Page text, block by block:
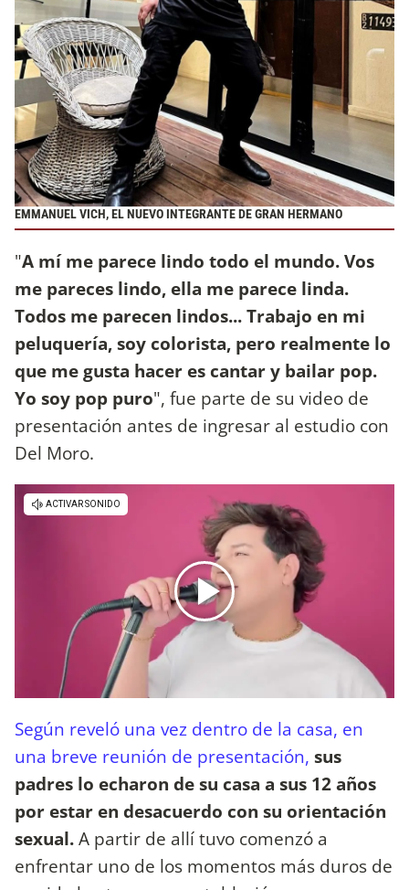
EMMANUEL VICH, EL NUEVO INTEGRANTE DE GRAN HERMANO
"A mí me parece lindo todo el mundo. Vos
me pareces lindo, ella me parece linda.
Todos me parecen lindos... Trabajo en mi
peluquería, soy colorista, pero realmente lo
que me gusta hacer es cantar y bailar pop.
Yo soy pop puro", fue parte de su video de
presentación antes de ingresar al estudio con
Del Moro.
Según reveló una vez dentro de la casa, en
una breve reunión de presentación, sus
padres lo echaron de su casa a sus 12 años
por estar en desacuerdo con su orientación
sexual.A partir de allí tuvo comenzó a
enfrentar uno de los momentos más duros de